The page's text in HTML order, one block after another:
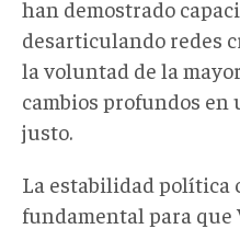
han demostrado
desarticulando redes
la voluntad de la
cambios profundos en
justo.
La estabilidad política
fundamental para que